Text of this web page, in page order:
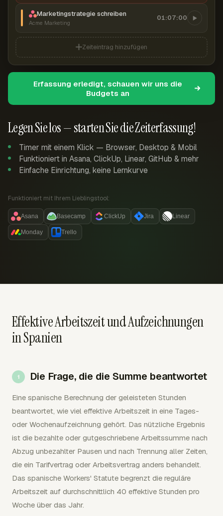
Legen Sie los — starten Sie die Zeiterfassung!
Timer mit einem Klick — Browser, Desktop & Mobil
Funktioniert in Asana, ClickUp, Linear, GitHub & mehr
Einfache Einrichtung, keine Lernkurve
Funktioniert mit Ihrem Lieblingstool:
Asana Basecamp ClickUp Jira Linear
Monday Trello
Marketingstrategie schreiben
Acme Marketing
01:07:00
Zeiteintrag hinzufügen
Erfassung erledigt, schauen wir uns die
Budgets an
Effektive Arbeitszeit und Aufzeichnungen
in Spanien
Die Frage, die die Summe beantwortet
Eine spanische Berechnung der geleisteten Stunden
beantwortet, wie viel effektive Arbeitszeit in eine Tages-
oder Wochenaufzeichnung gehört. Das nützliche Ergebnis
ist die bezahlte oder gutgeschriebene Arbeitssumme nach
Abzug unbezahlter Pausen und nach Trennung aller Zeiten,
die ein Tarifvertrag oder Arbeitsvertrag anders behandelt.
Das spanische Workers' Statute begrenzt die reguläre
Arbeitszeit auf durchschnittlich 40 effektive Stunden pro
Woche über das Jahr.